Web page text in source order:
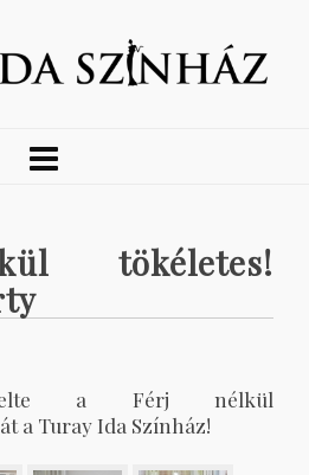
tökéletes!
a Férj nélkül
a Turay Ida Színház!